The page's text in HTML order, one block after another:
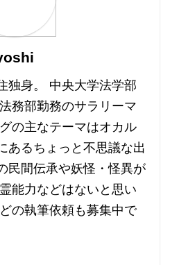
独身。 中央大学法学部
務部勤務のサラリーマ
の主なテーマはオカル
あるちょっと不思議な出
民間伝承や妖怪・怪異が
能力などはないと思い
の執筆依頼も募集中で